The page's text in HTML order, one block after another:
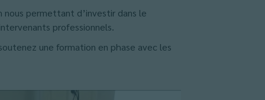
permettant d’investir dans le
professionnels.
une formation en phase avec les